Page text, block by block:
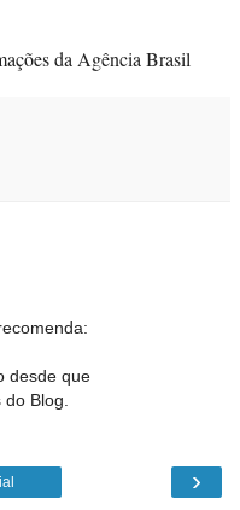
da Agência Brasil
desde que
Blog.
›